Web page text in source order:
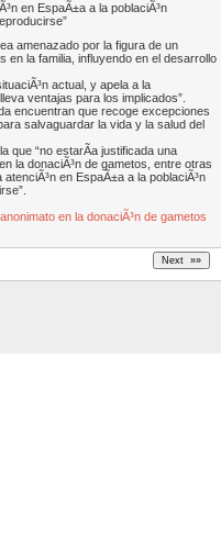
en EspaÃ±a a la poblaciÃ³n
amenazado por la figura de un
en la familia, influyendo en el desarrollo
actual, y apela a la
ventajas para los implicados”.
encuentran que recoge excepciones
salvaguardar la vida y la salud del
que “no estarÃ­a justificada una
la donaciÃ³n de gametos, entre otras
en EspaÃ±a a la poblaciÃ³n
en la donaciÃ³n de gametos